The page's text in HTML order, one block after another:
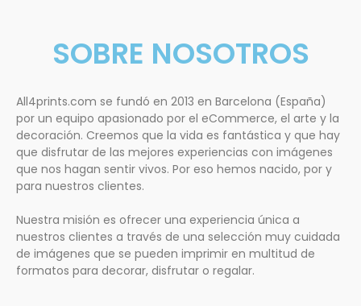
SOBRE NOSOTROS
All4prints.com se fundó en 2013 en Barcelona (España)
por un equipo apasionado por el eCommerce, el arte y la
decoración. Creemos que la vida es fantástica y que hay
que disfrutar de las mejores experiencias con imágenes
que nos hagan sentir vivos. Por eso hemos nacido, por y
para nuestros clientes.
Nuestra misión es ofrecer una experiencia única a
nuestros clientes a través de una selección muy cuidada
de imágenes que se pueden imprimir en multitud de
formatos para decorar, disfrutar o regalar.